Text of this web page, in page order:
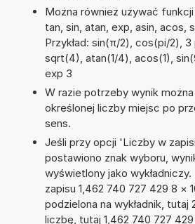
Można również używać
tan, sin, atan, exp, asin, acos,
Przykład: sin(π/2), cos(pi/2), 3
sqrt(4), atan(1/4), acos(1),
exp 3
W razie potrzeby wynik
określonej liczby miejsc po
sens.
Jeśli przy opcji 'Liczby w
postawiono znak wyboru,
wyświetlony jako wykładniczy.
zapisu 1,462 740 727 429 8 ×
podzielona na wykładnik, tutaj
liczbę, tutaj 1,462 740 727